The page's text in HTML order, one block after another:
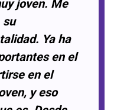
joven. Me
su
Ya ha
en el
en el
y eso